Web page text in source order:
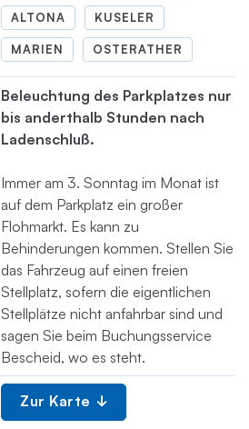
ALTONA KUSELER
MARIEN OSTERATHER
Beleuchtung des Parkplatzes nur
bis anderthalb Stunden nach
Ladenschluß.
Immer am 3. Sonntag im Monat ist
auf dem Parkplatz ein großer
Flohmarkt. Es kann zu
Behinderungen kommen. Stellen Sie
das Fahrzeug auf einen freien
Stellplatz, sofern die eigentlichen
Stellplätze nicht anfahrbar sind und
sagen Sie beim Buchungsservice
Bescheid, wo es steht.
Zur Karte